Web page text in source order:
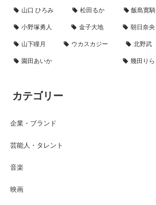
山口 ひろみ
松田るか 飯島寛騎
小野塚勇人
金子大地 朝日奈央
山下瞳月
ウカスカジー 北野武
園田あいか
幾田りら
カテゴリー
企業・ブランド
芸能人・タレント
音楽
映画